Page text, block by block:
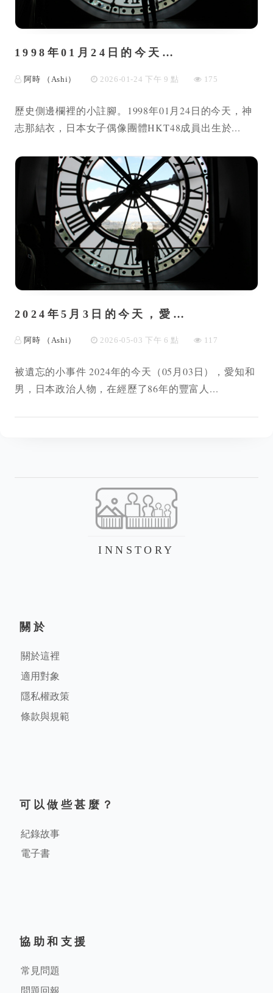
1998年01月24日的今天…
阿時 （Ashi） 2026-01-24 下午 9 點 175
歷史側邊欄裡的小註腳。1998年01月24日的今天，神
志那結衣，日本女子偶像團體HKT48成員出生於...
2024年5月3日的今天，愛…
阿時 （Ashi） 2026-05-03 下午 6 點 117
被遺忘的小事件 2024年的今天（05月03日），愛知和
男，日本政治人物，在經歷了86年的豐富人...
INNSTORY
關於
關於這裡
適用對象
隱私權政策
條款與規範
可以做些甚麼？
紀錄故事
電子書
協助和支援
常見問題
問題回報